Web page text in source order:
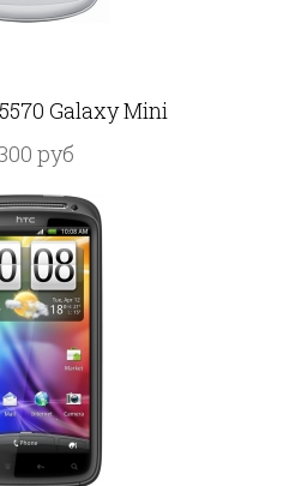
Galaxy Mini
руб